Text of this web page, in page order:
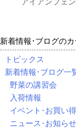
新着情報･ブログの
トピックス
新着情報･ブログ一
野菜の講習会
入荷情報
イベント･お買い
ニュース･お知らせ